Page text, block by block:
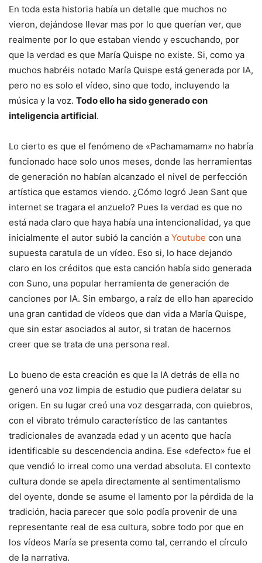
En toda esta historia había un detalle que muchos no
vieron, dejándose llevar mas por lo que querían ver, que
realmente por lo que estaban viendo y escuchando, por
que la verdad es que María Quispe no existe. Si, como ya
muchos habréis notado María Quispe está generada por IA,
pero no es solo el vídeo, sino que todo, incluyendo la
música y la voz. Todo ello ha sido generado con
inteligencia artificial.
Lo cierto es que el fenómeno de «Pachamamam» no habría
funcionado hace solo unos meses, donde las herramientas
de generación no habían alcanzado el nivel de perfección
artística que estamos viendo. ¿Cómo logró Jean Sant que
internet se tragara el anzuelo? Pues la verdad es que no
está nada claro que haya había una intencionalidad, ya que
inicialmente el autor subió la canción a Youtube con una
supuesta caratula de un vídeo. Eso si, lo hace dejando
claro en los créditos que esta canción había sido generada
con Suno, una popular herramienta de generación de
canciones por IA. Sin embargo, a raíz de ello han aparecido
una gran cantidad de vídeos que dan vida a María Quispe,
que sin estar asociados al autor, si tratan de hacernos
creer que se trata de una persona real.
Lo bueno de esta creación es que la IA detrás de ella no
generó una voz limpia de estudio que pudiera delatar su
origen. En su lugar creó una voz desgarrada, con quiebros,
con el vibrato trémulo característico de las cantantes
tradicionales de avanzada edad y un acento que hacía
identificable su descendencia andina. Ese «defecto» fue el
que vendió lo irreal como una verdad absoluta. El contexto
cultura donde se apela directamente al sentimentalismo
del oyente, donde se asume el lamento por la pérdida de la
tradición, hacia parecer que solo podía provenir de una
representante real de esa cultura, sobre todo por que en
los vídeos María se presenta como tal, cerrando el círculo
de la narrativa.